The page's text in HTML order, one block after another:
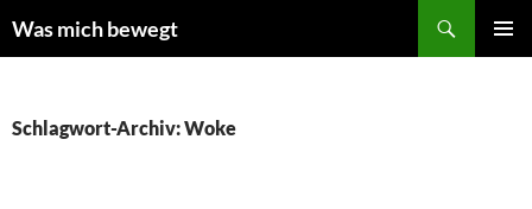
Inhalt
Was mich bewegt
Schlagwort-Archiv: Woke